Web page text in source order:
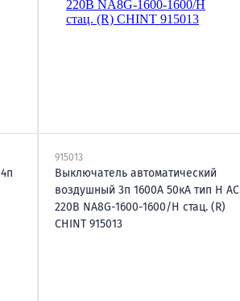
915013
Выключатель автоматический
воздушный 3п 1600А 50кА тип H AC
220В NA8G-1600-1600/H стац. (R)
CHINT 915013